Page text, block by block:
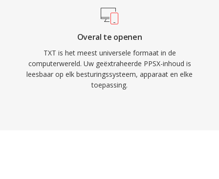
Overal te openen
TXT is het meest universele formaat in de
computerwereld. Uw geëxtraheerde PPSX-inhoud is
leesbaar op elk besturingssysteem, apparaat en elke
toepassing.